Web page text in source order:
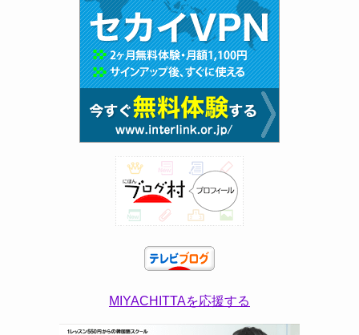
MIYACHITTAを応援する